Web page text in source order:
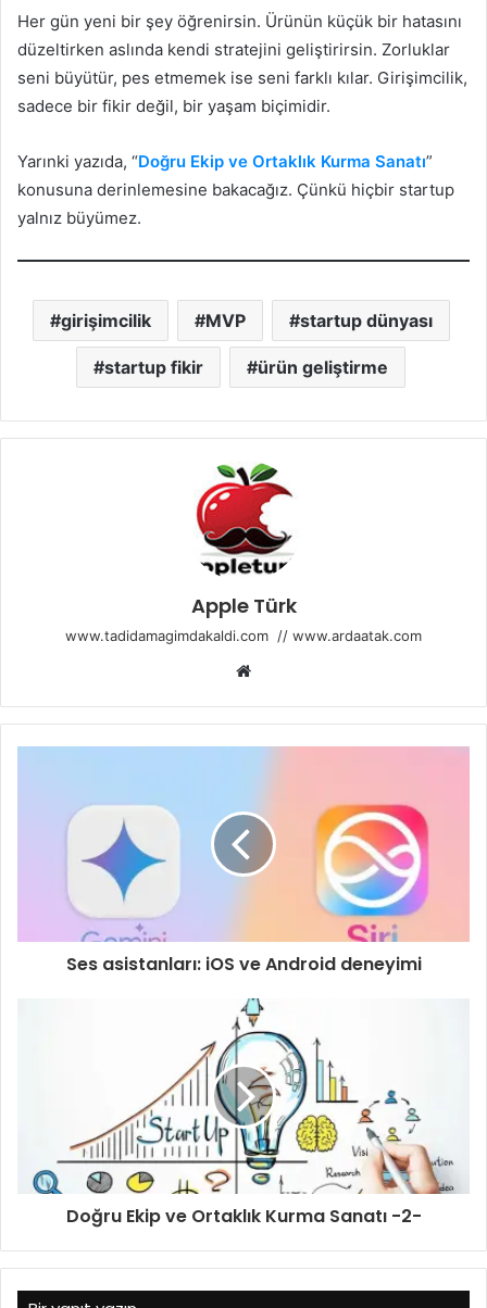
Her gün yeni bir şey öğrenirsin. Ürünün küçük bir hatasını
düzeltirken aslında kendi stratejini geliştirirsin. Zorluklar
seni büyütür, pes etmemek ise seni farklı kılar. Girişimcilik,
sadece bir fikir değil, bir yaşam biçimidir.
Yarınki yazıda, “Doğru Ekip ve Ortaklık Kurma Sanatı”
konusuna derinlemesine bakacağız. Çünkü hiçbir startup
yalnız büyümez.
girişimcilik MVP startup dünyası
startup fikir ürün geliştirme
Apple Türk
www.tadidamagimdakaldi.com // www.ardaatak.com
Web
Ses asistanları: iOS ve Android deneyimi
Doğru Ekip ve Ortaklık Kurma Sanatı -2-